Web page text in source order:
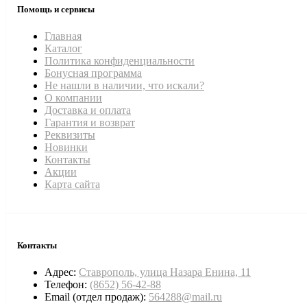
Помощь и сервисы
Главная
Каталог
Политика конфиденциальности
Бонусная программа
Не нашли в наличии, что искали?
О компании
Доставка и оплата
Гарантия и возврат
Реквизиты
Новинки
Контакты
Акции
Карта сайта
Контакты
Адрес: Ставрополь, улица Назара Енина, 11
Телефон: (8652) 56-42-88
Email (отдел продаж): 564288@mail.ru